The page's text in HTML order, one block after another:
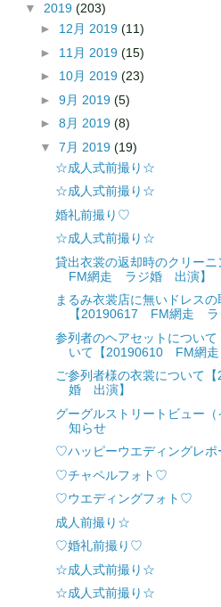
▼ 2019 (203)
► 12月 2019 (11)
► 11月 2019 (15)
► 10月 2019 (23)
► 9月 2019 (5)
► 8月 2019 (8)
▼ 7月 2019 (19)
☆成人式前撮り☆
☆成人式前撮り☆
婚礼前撮り♡
☆成人式前撮り☆
貸出衣裳の返却時のクリー
FM網走 ラジ婚 出演】
まるみ衣裳店に無いドレス
【20190617 FM網走 ラ
参列者のヘアセットについ
いて【20190610 FM網
ご参列者様の衣裳につい
婚 出演】
グーグルストリートビュー
知らせ
♡ハッピーウエディングレ
♡チャペルフォト♡
♡ウエディングフォト♡
成人前撮り☆
♡婚礼前撮り♡
☆成人式前撮り☆
☆成人式前撮り☆